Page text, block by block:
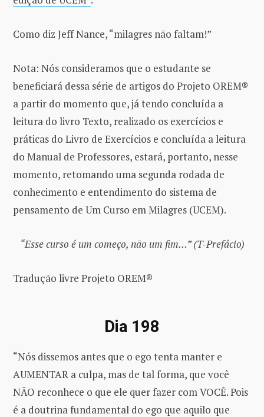
Como diz Jeff Nance, “milagres não faltam!”
Nota: Nós consideramos que o estudante se
beneficiará dessa série de artigos do Projeto OREM®
a partir do momento que, já tendo concluída a
leitura do livro Texto, realizado os exercícios e
práticas do Livro de Exercícios e concluída a leitura
do Manual de Professores, estará, portanto, nesse
momento, retomando uma segunda rodada de
conhecimento e entendimento do sistema de
pensamento de Um Curso em Milagres (UCEM).
“Esse curso é um começo, não um fim…” (T-Prefácio)
Tradução livre Projeto OREM®
Dia 198
“Nós dissemos antes que o ego tenta manter e
AUMENTAR a culpa, mas de tal forma, que você
NÃO reconhece o que ele quer fazer com VOCÊ. Pois
é a doutrina fundamental do ego que aquilo que